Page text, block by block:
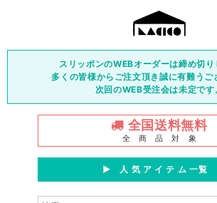
スリッポンのWEBオーダーは締め切り
多くの皆様からご注文頂き誠に有難うご
次回のWEB受注会は未定です
全国送料無料
全 商 品 対 象
▶︎ 人 気 ア イ テ ム 一覧